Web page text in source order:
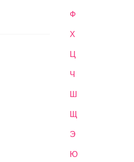
Ф
Х
Ц
Ч
Ш
Щ
Э
Ю